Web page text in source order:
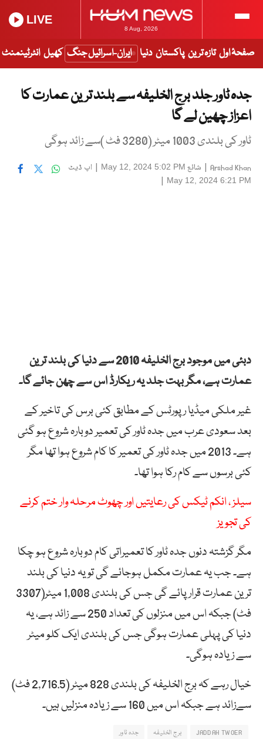
8 Aug, 2026
LIVE
صفحۂ اول تازہ ترین پاکستان دنیا ایران-اسرائیل جنگ کھیل انٹرٹینمنٹ
جدہ ٹاور جلد برج الخلیفہ سے بلند ترین عمارت کا
اعزاز چھین لے گا
ٹاور کی بلندی 1003 میٹر (3280 فٹ )سے زائد ہوگی
Arshad Khan
| شائع May 12, 2024 5:02 PM
| اپ ڈیٹ
May 12, 2024 6:21 PM
|
دبئی میں موجود برج الخلیفہ 2010 سے دنیا کی بلند ترین
عمارت ہے، مگر بہت جلد یہ ریکارڈ اس سے چھن جائے گا۔
غیر ملکی میڈیا رپورٹس کے مطابق کئی برس کی تاخیر کے
بعد سعودی عرب میں جدہ ٹاور کی تعمیر دوبارہ شروع ہو گئی
ہے۔ 2013 میں جدہ ٹاور کی تعمیر کا کام شروع ہوا تھا مگر
کئی برسوں سے کام رکا ہوا تھا۔
سیلز ، انکم ٹیکس کی رعایتیں اور چھوٹ مرحلہ وار ختم کرنے
کی تجویز
مگر گزشتہ دنوں جدہ ٹاور کا تعمیراتی کام دوبارہ شروع ہو چکا
ہے۔ جب یہ عمارت مکمل ہوجائے گی تو یہ دنیا کی بلند
ترین عمارت قرار پائے گی جس کی بلندی 1,008 میٹر(3307
فٹ) جبکہ اس میں منزلوں کی تعداد 250 سے زائد ہے، یہ
دنیا کی پہلی عمارت ہوگی جس کی بلندی ایک کلو میٹر
سے زیادہ ہوگی۔
خیال رہے کہ برج الخلیفہ کی بلندی 828 میٹر (2,716.5 فٹ)
سےزائد ہے جبکہ اس میں 160 سے زیادہ منزلیں ہیں۔
JADDAH TWOER برج الخلیفہ جدہ ٹاور